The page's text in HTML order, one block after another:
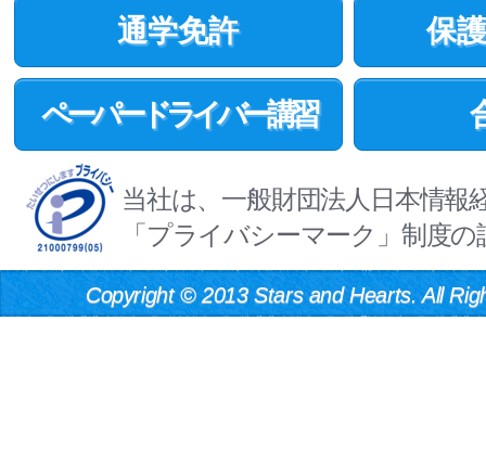
通学免許
ペーパードライバー講習
保
当社は、一般財団法人日本情報
「プライバシーマーク」制度
Copyright©2013 Stars and Hearts. All